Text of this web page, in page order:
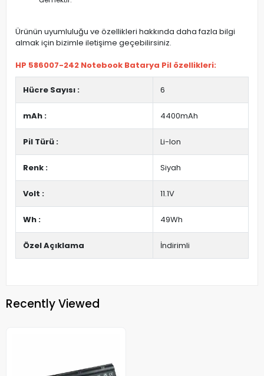
Ürünün uyumluluğu ve özellikleri hakkında daha fazla bilgi
almak için bizimle iletişime geçebilirsiniz.
HP 586007-242 Notebook Batarya Pil özellikleri:
Hücre Sayısı : 6
mAh : 4400mAh
Pil Türü : Li-Ion
Renk : Siyah
Volt : 11.1V
Wh : 49Wh
Özel Açıklama İndirimli
Recently Viewed